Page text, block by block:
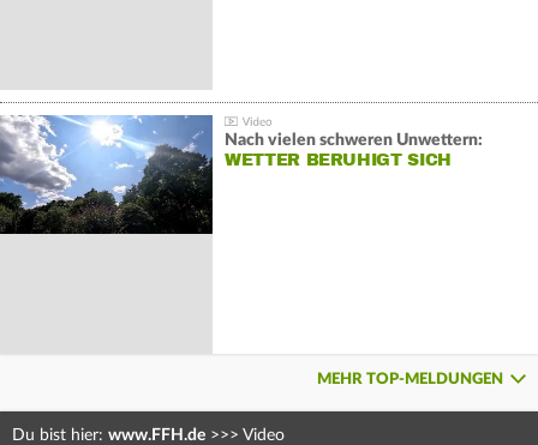
Nach vielen schweren Unwettern:
WETTER BERUHIGT SICH
MEHR TOP-MELDUNGEN
Du bist hier: www.FFH.de >>> Video